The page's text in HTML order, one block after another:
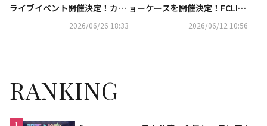
ライブイベント開催決定！カム
バック直後のステージに期待
2026/06/26 18:33
ョーケースを開催決定！FCLIVE
の新プロジェクト第1弾が始動
2026/06/12 10:56
RANKING